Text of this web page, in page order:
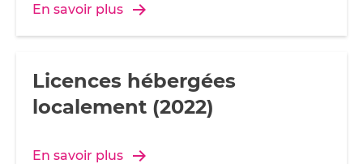
En savoir plus
Licences hébergées
localement (2022)
En savoir plus